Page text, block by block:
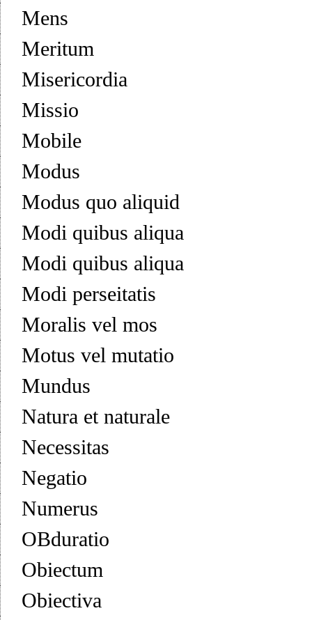
Mens
Meritum
Misericordia
Missio
Mobile
Modus
Modus quo aliquid
Modi quibus aliqua
Modi quibus aliqua
Modi perseitatis
Moralis vel mos
Motus vel mutatio
Mundus
Natura et naturale
Necessitas
Negatio
Numerus
OBduratio
Obiectum
Obiectiva